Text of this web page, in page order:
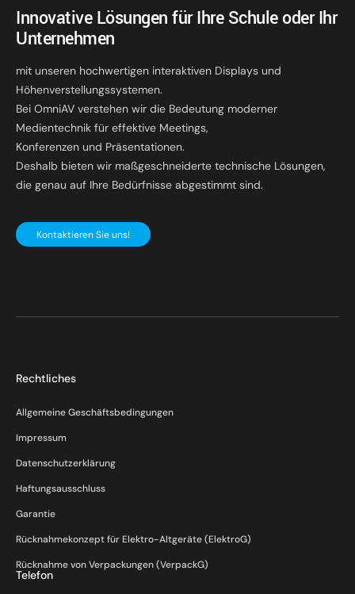
Innovative Lösungen für Ihre Schule oder Ihr
Unternehmen
mit unseren hochwertigen interaktiven Displays und
Höhenverstellungssystemen.
Bei OmniAV verstehen wir die Bedeutung moderner
Medientechnik für effektive Meetings,
Konferenzen und Präsentationen.
Deshalb bieten wir maßgeschneiderte technische Lösungen,
die genau auf Ihre Bedürfnisse abgestimmt sind.
Kontaktieren Sie uns!
Rechtliches
Allgemeine Geschäftsbedingungen
Impressum
Datenschutzerklärung
Haftungsausschluss
Garantie
Rücknahmekonzept für Elektro-Altgeräte (ElektroG)
Rücknahme von Verpackungen (VerpackG)
Telefon